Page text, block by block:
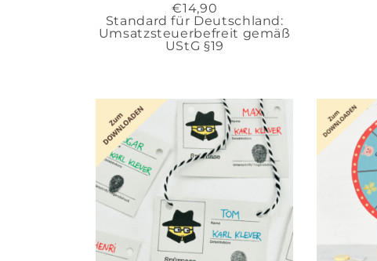
€14,90
Standard für Deutschland:
Umsatzsteuerbefreit gemäß
UStG §19
IN DEN
WARENKORB